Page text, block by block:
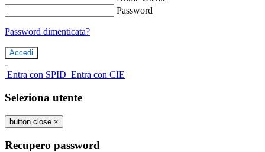
Password
Password dimenticata?
-
Entra con SPID Entra con CIE
Seleziona utente
button close ×
Recupero password